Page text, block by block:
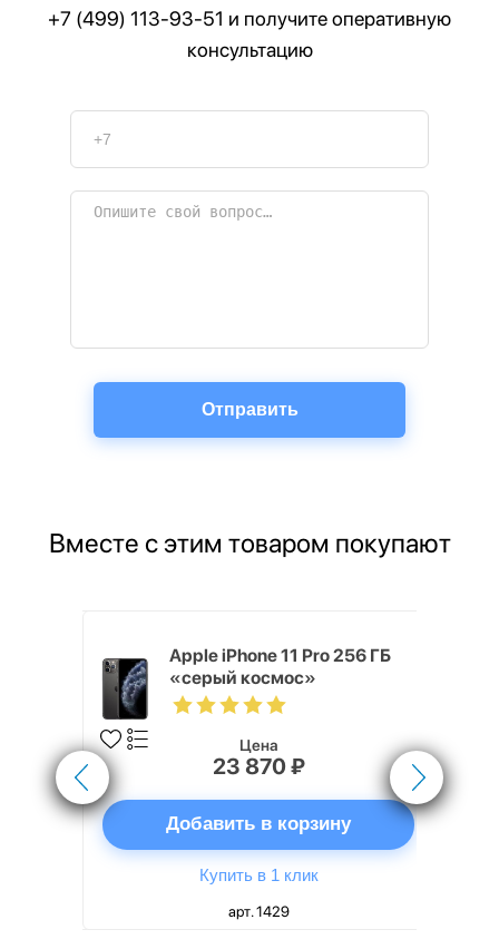
+7 (499) 113-93-51 и получите оперативную
консультацию
Вместе с этим товаром покупают
Apple iPhone 11 Pro 256 ГБ
«серый космос»
Цена
23 870 ₽
Добавить в корзину
Купить в 1 клик
арт. 1429